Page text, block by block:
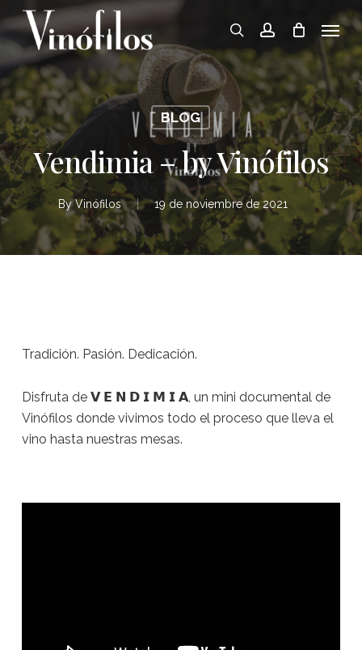
Skip
to
main
content
searchaccount
Menu
BLOG
Vendimia – by Vinófilos
By Vinófilos 19 de noviembre de 2021
Tradición. Pasión. Dedicación.
Disfruta de 𝗩 𝗘 𝗡 𝗗 𝗜 𝗠 𝗜 𝗔, un mini documental de
Vinófilos donde vivimos todo el proceso que lleva el
vino hasta nuestras mesas.